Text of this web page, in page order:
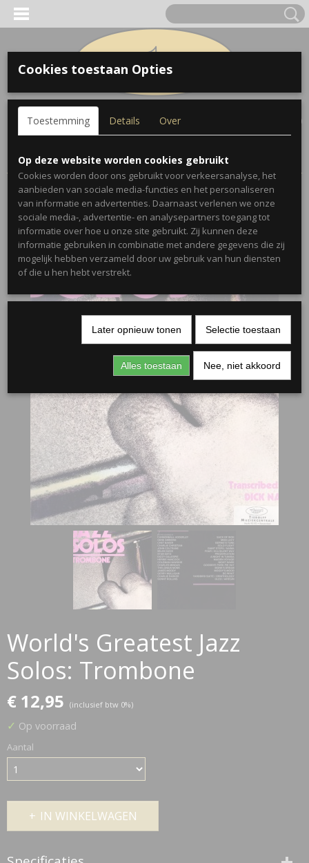
Inloggen Registreren
(0)
Home >Bladmuziek>World's Greatest Jazz Solos: Trombone
World's Greatest Jazz
Solos: Trombone
€ 12,95 (inclusief btw 0%)
✓ Op voorraad
Aantal
IN WINKELWAGEN
Cookies toestaan Opties
Toestemming Details Over
Op deze website worden cookies gebruikt
Cookies worden door ons gebruikt voor verkeersanalyse, het
aanbieden van sociale media-functies en het personaliseren
van informatie en advertenties. Daarnaast verlenen we onze
sociale media-, advertentie- en analysepartners toegang tot
informatie over hoe u onze site gebruikt. Zij kunnen deze
informatie gebruiken in combinatie met andere gegevens die zij
mogelijk hebben verzameld door uw gebruik van hun diensten
of die u hen hebt verstrekt.
Later opnieuw tonen Selectie toestaan
Alles toestaan Nee, niet akkoord